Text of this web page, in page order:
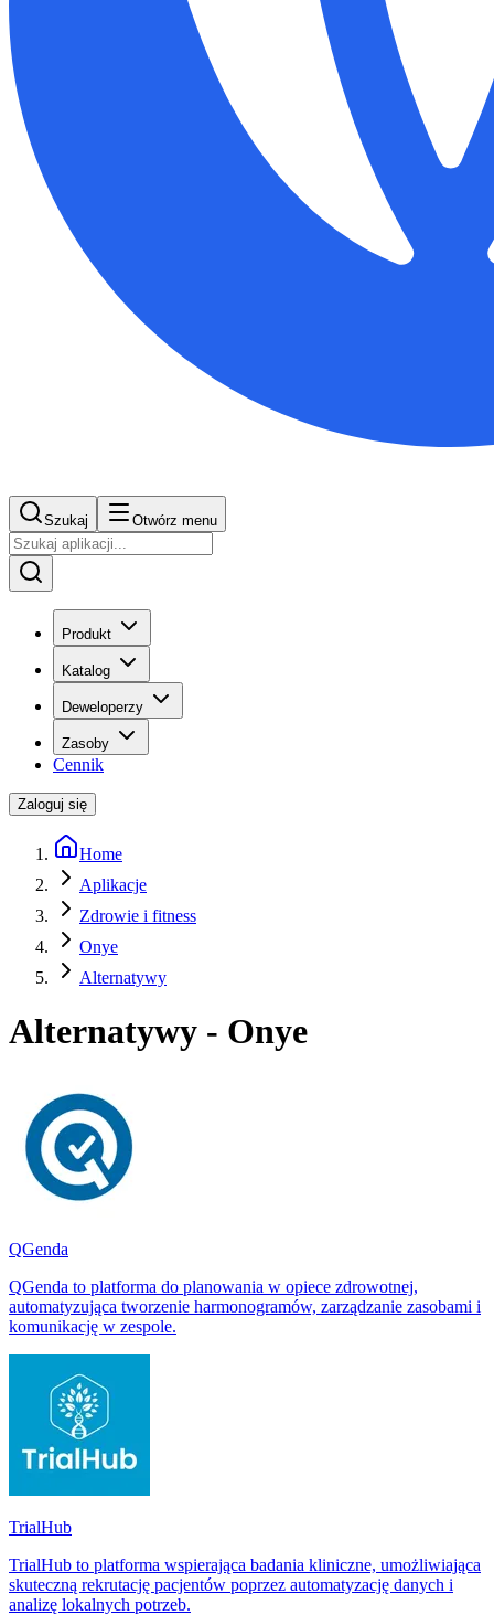
Szukaj Otwórz menu
Produkt
Katalog
Deweloperzy
Zasoby
Cennik
Zaloguj się
Home
Aplikacje
Zdrowie i fitness
Onye
Alternatywy
Alternatywy - Onye
QGenda
QGenda to platforma do planowania w opiece zdrowotnej,
automatyzująca tworzenie harmonogramów, zarządzanie zasobami i
komunikację w zespole.
TrialHub
TrialHub to platforma wspierająca badania kliniczne, umożliwiająca
skuteczną rekrutację pacjentów poprzez automatyzację danych i
analizę lokalnych potrzeb.